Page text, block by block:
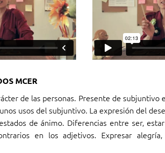
MCER
de las personas. Presente de subjuntivo
usos del subjuntivo. La expresión del
de ánimo. Diferencias entre ser,
en los adjetivos. Expresar